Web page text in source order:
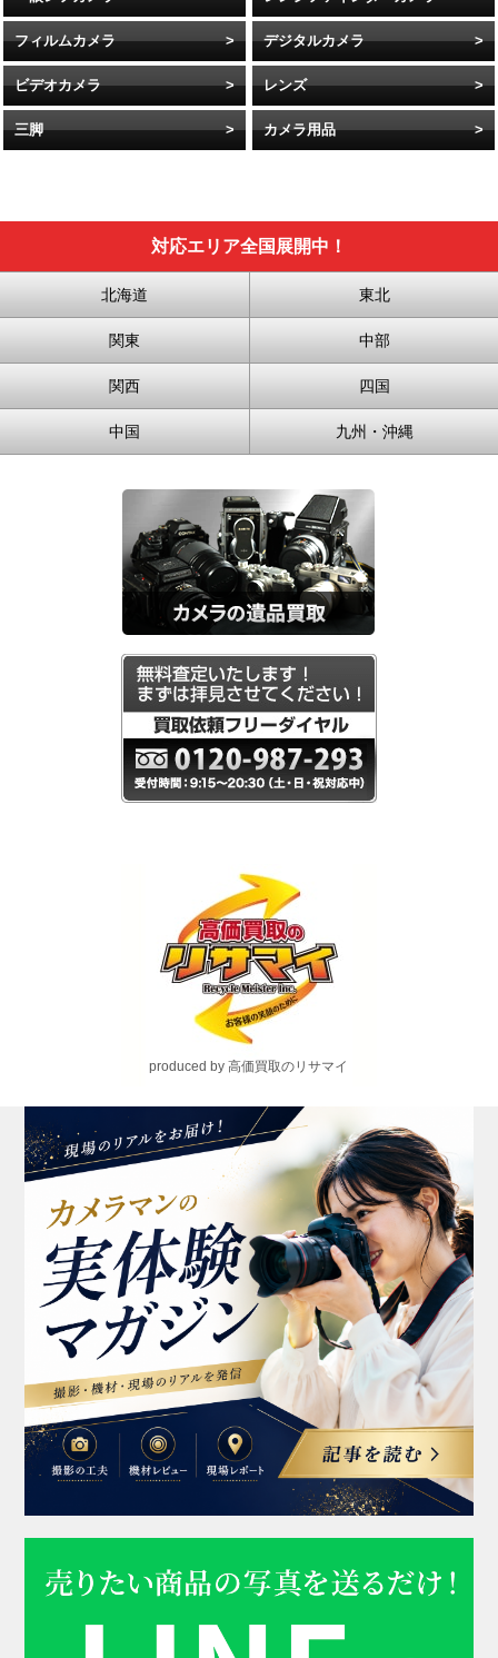
フィルムカメラ デジタルカメラ
ビデオカメラ レンズ
三脚 カメラ用品
対応エリア全国展開中！
北海道 東北
関東 中部
関西 四国
中国 九州・沖縄
produced by 高価買取のリサマイ